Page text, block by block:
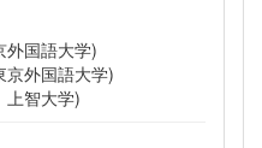
外国語大学)
外国語大学)
上智大学)